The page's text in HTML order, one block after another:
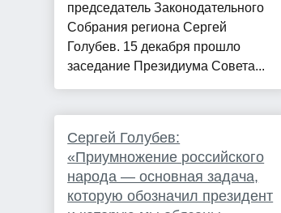
председатель Законодательного
Собрания региона Сергей
Голубев. 15 декабря прошло
заседание Президиума Совета...
Сергей Голубев:
«Приумножение российского
народа — основная задача,
которую обозначил президент